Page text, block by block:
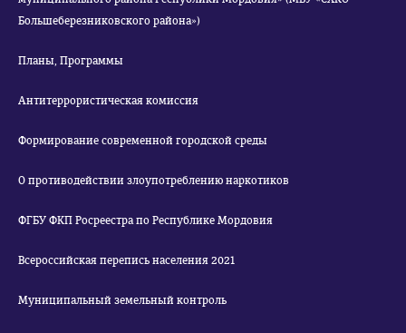
Большеберезниковского района»)
Планы, Программы
Антитеррористическая комиссия
Формирование современной городской среды
О противодействии злоупотреблению наркотиков
ФГБУ ФКП Росреестра по Республике Мордовия
Всероссийская перепись населения 2021
Муниципальный земельный контроль